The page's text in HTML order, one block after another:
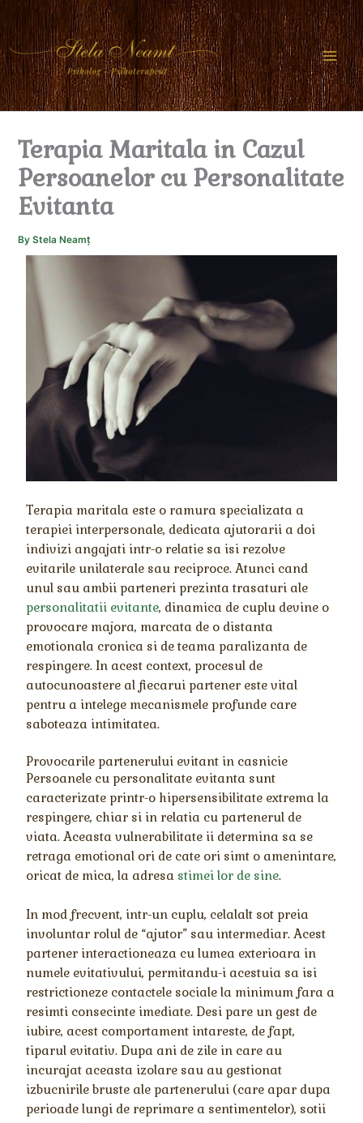
to
content
Terapia Maritala in Cazul
Persoanelor cu Personalitate
Evitanta
ByStela Neamț
Terapia maritala este o ramura specializata a
terapiei interpersonale, dedicata ajutorarii a doi
indivizi angajati intr-o relatie sa isi rezolve
evitarile unilaterale sau reciproce. Atunci cand
unul sau ambii parteneri prezinta trasaturi ale
personalitatii evitante, dinamica de cuplu devine o
provocare majora, marcata de o distanta
emotionala cronica si de teama paralizanta de
respingere. In acest context, procesul de
autocunoastere al fiecarui partener este vital
pentru a intelege mecanismele profunde care
saboteaza intimitatea.
Provocarile partenerului evitant in casnicie
Persoanele cu personalitate evitanta sunt
caracterizate printr-o hipersensibilitate extrema la
respingere, chiar si in relatia cu partenerul de
viata. Aceasta vulnerabilitate ii determina sa se
retraga emotional ori de cate ori simt o amenintare,
oricat de mica, la adresa stimei lor de sine.
In mod frecvent, intr-un cuplu, celalalt sot preia
involuntar rolul de “ajutor” sau intermediar. Acest
partener interactioneaza cu lumea exterioara in
numele evitativului, permitandu-i acestuia sa isi
restrictioneze contactele sociale la minimum fara a
resimti consecinte imediate. Desi pare un gest de
iubire, acest comportament intareste, de fapt,
tiparul evitativ. Dupa ani de zile in care au
incurajat aceasta izolare sau au gestionat
izbucnirile bruste ale partenerului (care apar dupa
perioade lungi de reprimare a sentimentelor), sotii